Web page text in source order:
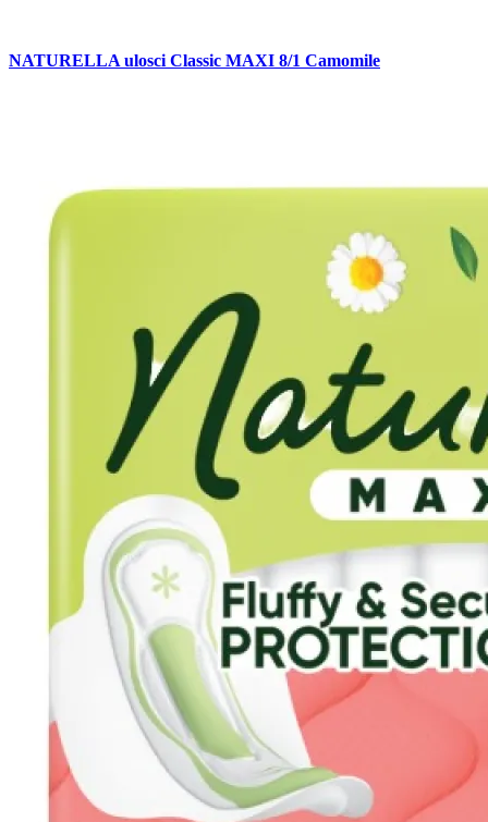
NATURELLA ulosci Classic MAXI 8/1 Camomile